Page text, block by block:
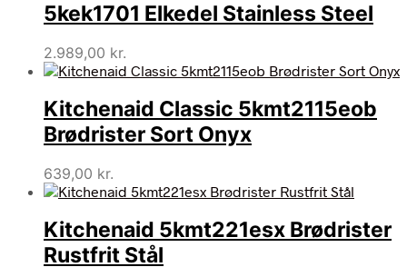
5kek1701 Elkedel Stainless Steel
2.989,00 kr.
Kitchenaid Classic 5kmt2115eob
Brødrister Sort Onyx
639,00 kr.
Kitchenaid 5kmt221esx Brødrister
Rustfrit Stål